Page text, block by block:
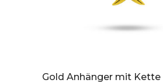
Gold Anhänger mit Kette